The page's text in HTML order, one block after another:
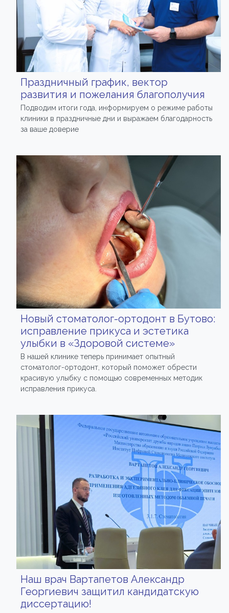
Праздничный график, вектор
развития и пожелания благополучия
Подводим итоги года, информируем о режиме работы
клиники в праздничные дни и выражаем благодарность
за ваше доверие
Новый стоматолог-ортодонт в Бутово:
исправление прикуса и эстетика
улыбки в «Здоровой системе»
В нашей клинике теперь принимает опытный
стоматолог-ортодонт, который поможет обрести
красивую улыбку с помощью современных методик
исправления прикуса.
Наш врач Вартапетов Александр
Георгиевич защитил кандидатскую
диссертацию!